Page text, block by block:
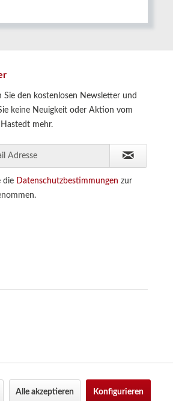
Sie den kostenlosen Newsletter und
keine Neuigkeit oder Aktion vom
mehr.
die Datenschutzbestimmungen zur
Alle akzeptieren Konfigurieren